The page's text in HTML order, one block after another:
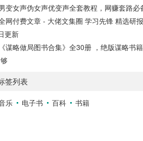
变女声伪女声优变声全套教程，网赚套路必
网付费文章 - 大佬文集圈 学习先锋 精选研
更新
《谋略做局图书合集》全30册 ，绝版谋略书
签列表
乐 电子书 百科 书籍